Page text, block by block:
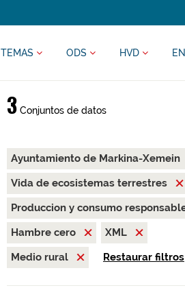
TEMAS ODS HVD
3Conjuntos de datos
Ayuntamiento de Markina-Xemein
Vida de ecosistemas terrestres
Produccion y consumo
Hambre cero
XML
Medio rural
Restaurar filtros